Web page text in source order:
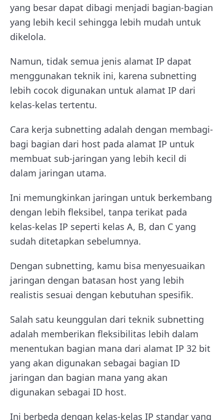
yang besar dapat dibagi menjadi bagian-bagian
yang lebih kecil sehingga lebih mudah untuk
dikelola.
Namun, tidak semua jenis alamat IP dapat
menggunakan teknik ini, karena subnetting
lebih cocok digunakan untuk alamat IP dari
kelas-kelas tertentu.
Cara kerja subnetting adalah dengan membagi-
bagi bagian dari host pada alamat IP untuk
membuat sub-jaringan yang lebih kecil di
dalam jaringan utama.
Ini memungkinkan jaringan untuk berkembang
dengan lebih fleksibel, tanpa terikat pada
kelas-kelas IP seperti kelas A, B, dan C yang
sudah ditetapkan sebelumnya.
Dengan subnetting, kamu bisa menyesuaikan
jaringan dengan batasan host yang lebih
realistis sesuai dengan kebutuhan spesifik.
Salah satu keunggulan dari teknik subnetting
adalah memberikan fleksibilitas lebih dalam
menentukan bagian mana dari alamat IP 32 bit
yang akan digunakan sebagai bagian ID
jaringan dan bagian mana yang akan
digunakan sebagai ID host.
Ini berbeda dengan kelas-kelas IP standar yang